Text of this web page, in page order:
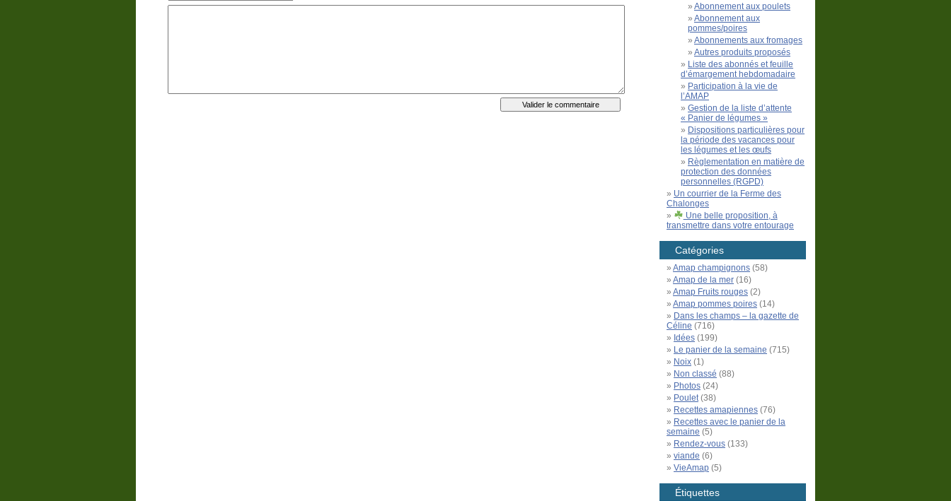
Abonnement aux poulets
Abonnement aux
pommes/poires
Abonnements aux fromages
Autres produits proposés
Liste des abonnés et feuille
d’émargement hebdomadaire
Participation à la vie de
l’AMAP
Gestion de la liste d’attente
« Panier de légumes »
Dispositions particulières pour
la période des vacances pour
les légumes et les œufs
Règlementation en matière de
protection des données
personnelles (RGPD)
Un courrier de la Ferme des
Chalonges
Une belle proposition, à
transmettre dans votre entourage
Catégories
Amap champignons (58)
Amap de la mer (16)
Amap Fruits rouges (2)
Amap pommes poires (14)
Dans les champs – la gazette de
Céline (716)
Idées (199)
Le panier de la semaine (715)
Noix (1)
Non classé (88)
Photos (24)
Poulet(38)
Recettes amapiennes (76)
Recettes avec le panier de la
semaine (5)
Rendez-vous (133)
viande (6)
VieAmap (5)
Étiquettes